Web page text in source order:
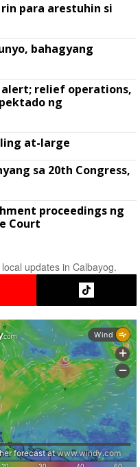
para arestuhin si
bahagyang
alert; relief operations,
ng
at-large
sa 20th Congress,
proceedings ng
Court
updates in Calbayog.